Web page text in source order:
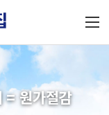
= 원가절감